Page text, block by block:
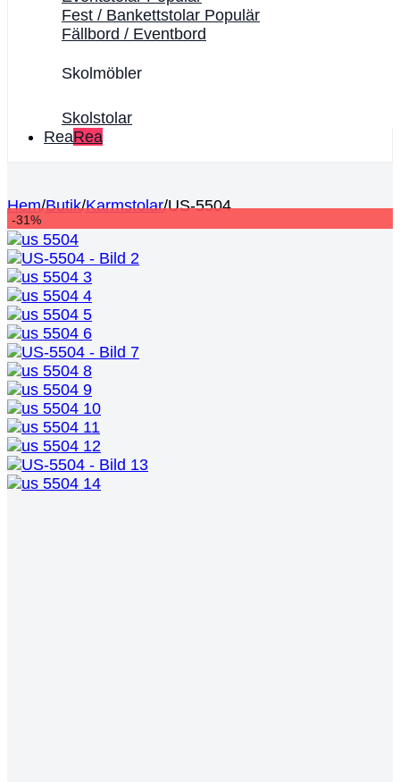
Fest / Bankettstolar
Fällbord / Eventbord
Skolmöbler
Skolstolar
Rea
Hem/Butik/Karmstolar/US-5504
-31%